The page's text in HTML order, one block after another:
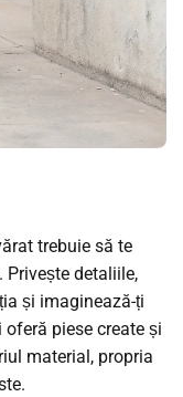
trebuie să te
detaliile,
și imaginează-ți
piese create și
material, propria